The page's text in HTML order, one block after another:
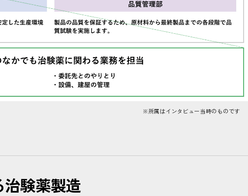
※所属はインタビュー当時のものです
治験薬製造